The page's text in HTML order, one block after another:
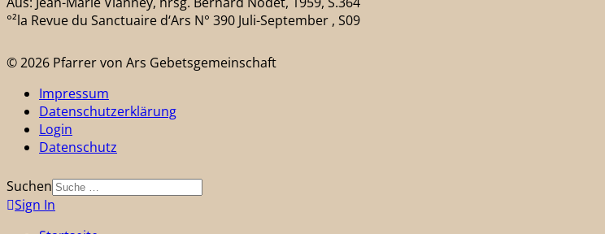
°²la Revue du Sanctuaire d‘Ars N° 390 Juli-September , S09
© 2026 Pfarrer von Ars Gebetsgemeinschaft
Impressum
Datenschutzerklärung
Login
Datenschutz
Suchen
Sign In